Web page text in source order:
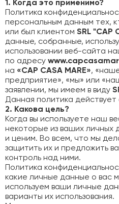
1. Когда это применимо?
Политика
персональным данным тех,
или был клиентом SRL "CAP
данные, собранные,
использовании веб-сайта
по адресу
на «CAP CASA MARE»,
предприятие», «мы» или
заявлении, мы имеем в виду
Данная политика действует
2. Какова цель?
Когда вы используете наш
некоторые из ваших личных
и ценим. Во всем, что мы
защитить их и предложить
контроль над ними.
Политика
какие личные данные о вас
используем ваши личные
варианты их использования.